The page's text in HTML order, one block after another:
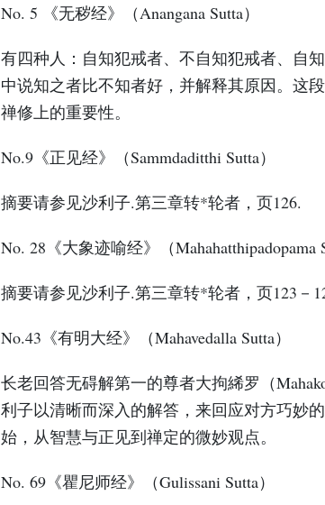
No. 5 《无秽经》（Anangana Sutta）
有四种人：自知犯戒者、不自知犯戒者、自
中说知之者比不知者好，并解释其原因。这
禅修上的重要性。
No.9《正见经》（Sammdaditthi Sutta）
摘要请参见沙利子.第三章转*轮者，页126.
No. 28《大象迹喻经》（Mahahatthipadopama
摘要请参见沙利子.第三章转*轮者，页123－
No.43《有明大经》（Mahavedalla Sutta）
长老回答无碍解第一的尊者大拘絺罗（
利子以清晰而深入的解答，来回应对方巧妙
始，从智慧与正见到禅定的微妙观点。
No. 69《瞿尼师经》（Gulissani Sutta）